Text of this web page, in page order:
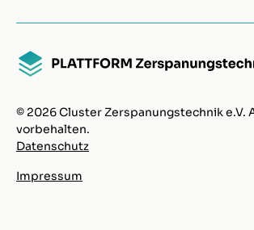
© 2026 Cluster Zerspanungstechnik e.V.
vorbehalten.
Datenschutz
Impressum